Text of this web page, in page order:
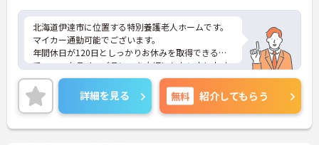
北海道伊達市に位置する特別養護老人ホームです。
マイカー通勤可能でございます。
年間休日が120日としっかりお休みを取得できるの
で、ワークライフバランスを大切にしたい方におす
すめです。
昇給や賞与制度があり頑張りが評価されてしっかり
と職員に還元されます。
ご興味のある方には、面接対策ポイントなど、さら
に詳細をお話しいたしますのでお気軽にご相談くだ
詳細を見る 無料 紹介してもらう